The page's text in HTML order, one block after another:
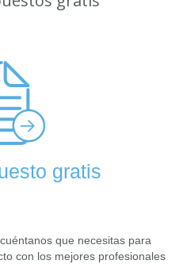
gratis
que necesitas para
con los mejores profesionales